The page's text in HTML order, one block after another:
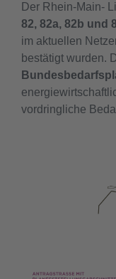
Der Rhein-Main-
82, 82a, 82b und
im aktuellen
bestätigt wurden.
vordringliche